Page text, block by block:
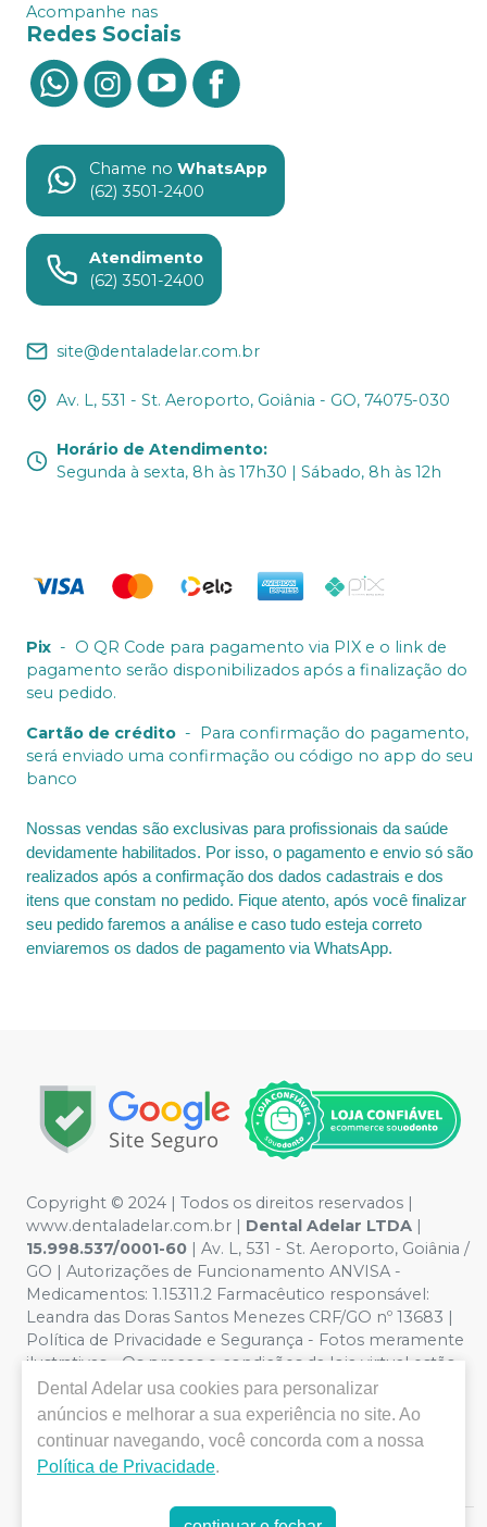
Acompanhe nas
Redes Sociais
Chame no WhatsApp
(62) 3501-2400
Atendimento
(62) 3501-2400
site@dentaladelar.com.br
Av. L, 531 - St. Aeroporto, Goiânia - GO, 74075-030
Horário de Atendimento:
Segunda à sexta, 8h às 17h30 | Sábado, 8h às 12h
Pix - O QR Code para pagamento via PIX e o link de
pagamento serão disponibilizados após a finalização do
seu pedido.
Cartão de crédito - Para confirmação do pagamento,
será enviado uma confirmação ou código no app do seu
banco
Nossas vendas são exclusivas para profissionais da saúde
devidamente habilitados. Por isso, o pagamento e envio só são
realizados após a confirmação dos dados cadastrais e dos
itens que constam no pedido. Fique atento, após você finalizar
seu pedido faremos a análise e caso tudo esteja correto
enviaremos os dados de pagamento via WhatsApp.
Copyright © 2024 | Todos os direitos reservados |
www.dentaladelar.com.br | Dental Adelar LTDA |
15.998.537/0001-60 | Av. L, 531 - St. Aeroporto, Goiânia /
GO | Autorizações de Funcionamento ANVISA -
Medicamentos: 1.15311.2 Farmacêutico responsável:
Leandra das Doras Santos Menezes CRF/GO nº 13683 |
Política de Privacidade e Segurança - Fotos meramente
ilustrativas - Os preços e condições da loja virtual estão
sujeitos a alterações. Em caso de divergência de preços
no site, o valor válido é o do Carrinho de Compra. Não
vendemos por atacado, por isso nos reservamos o
direito de não atender compras de grandes volumes
pelo site.
Dental Adelar usa cookies para personalizar
anúncios e melhorar a sua experiência no site. Ao
continuar navegando, você concorda com a nossa
Política de Privacidade.